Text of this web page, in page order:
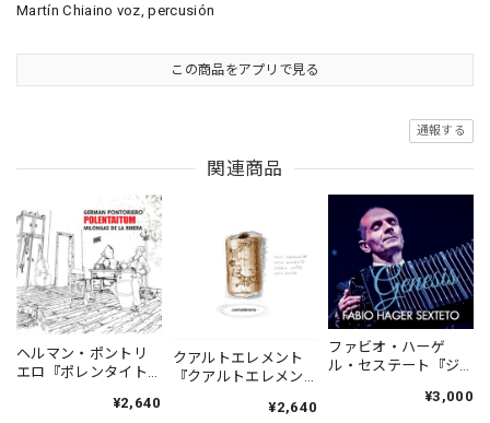
Martín Chiaino voz, percusión
この商品をアプリで見る
通報する
関連商品
ヘルマン・ポントリ
エロ『ポレンタイト
Pontoriero『POLENT
¥2,640
クアルトエレメント
『クアルトエレメン
Cuartoelemento『Cu
¥2,640
ファビオ・ハーゲ
ル・セステート『ジ
¥3,000